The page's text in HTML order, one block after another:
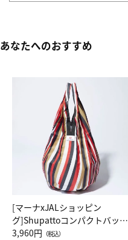
あなたへのおすすめ
[マーナxJALショッピン
グ]Shupattoコンパクトバッグ
Drop JAL客室乗務員（LC）ス
3,960円 （税込）